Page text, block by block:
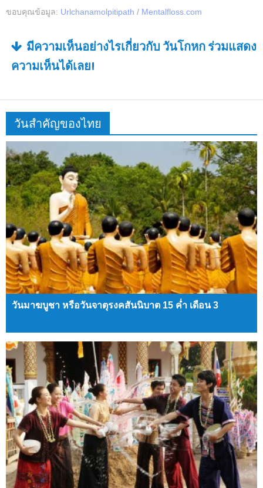
ขอบคุณข้อมูล: Urlchanamolpitipath / Mentalfloss.com
มีความเห็นอย่างไรเกี่ยวกับ วันโกหก ร่วมแสดง
ความเห็นได้เลย!
วันสำคัญของไทย
วันมาฆบูชา หรือวันจาตุรงคสันนิบาต 15 ค่ำ เดือน 3